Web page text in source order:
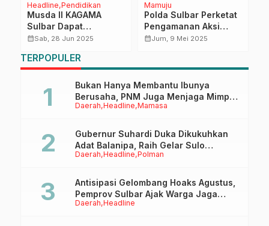
Headline Pendidikan
Musda II KAGAMA
Sulbar Dapat
Dukungan Tokoh
calendar_monthSab, 28 Jun 2025
Mamuju
Polda Sulbar Perketat
Pengamanan Aksi
Lanjutan Tolak
Gubernur
calendar_monthJum, 9 Mei 2025
TERPOPULER
Daerah Headline Mamasa
Bukan Hanya Membantu Ibunya
Berusaha, PNM Juga Menjaga Mimpi
Anaknya Untuk Menggapai Cita-Cita
Daerah Headline Polman
Gubernur Suhardi Duka Dikukuhkan
Adat Balanipa, Raih Gelar Sulo
Tappidena
Daerah Headline
Antisipasi Gelombang Hoaks Agustus,
Pemprov Sulbar Ajak Warga Jaga
Ruang Digital